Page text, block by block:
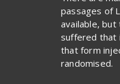
passages of
available,
suffered that
that form
randomised.